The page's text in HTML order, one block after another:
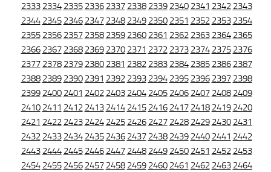
2333 2334 2335 2336 2337 2338 2339 2340 2341 2342 2343
2344 2345 2346 2347 2348 2349 2350 2351 2352 2353 2354
2355 2356 2357 2358 2359 2360 2361 2362 2363 2364 2365
2366 2367 2368 2369 2370 2371 2372 2373 2374 2375 2376
2377 2378 2379 2380 2381 2382 2383 2384 2385 2386 2387
2388 2389 2390 2391 2392 2393 2394 2395 2396 2397 2398
2399 2400 2401 2402 2403 2404 2405 2406 2407 2408 2409
2410 2411 2412 2413 2414 2415 2416 2417 2418 2419 2420
2421 2422 2423 2424 2425 2426 2427 2428 2429 2430 2431
2432 2433 2434 2435 2436 2437 2438 2439 2440 2441 2442
2443 2444 2445 2446 2447 2448 2449 2450 2451 2452 2453
2454 2455 2456 2457 2458 2459 2460 2461 2462 2463 2464